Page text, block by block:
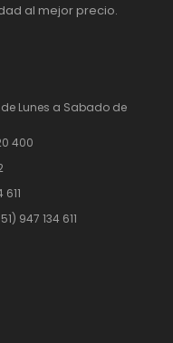
al mejor precio.
Lunes a Sabado de
400
947 134 611